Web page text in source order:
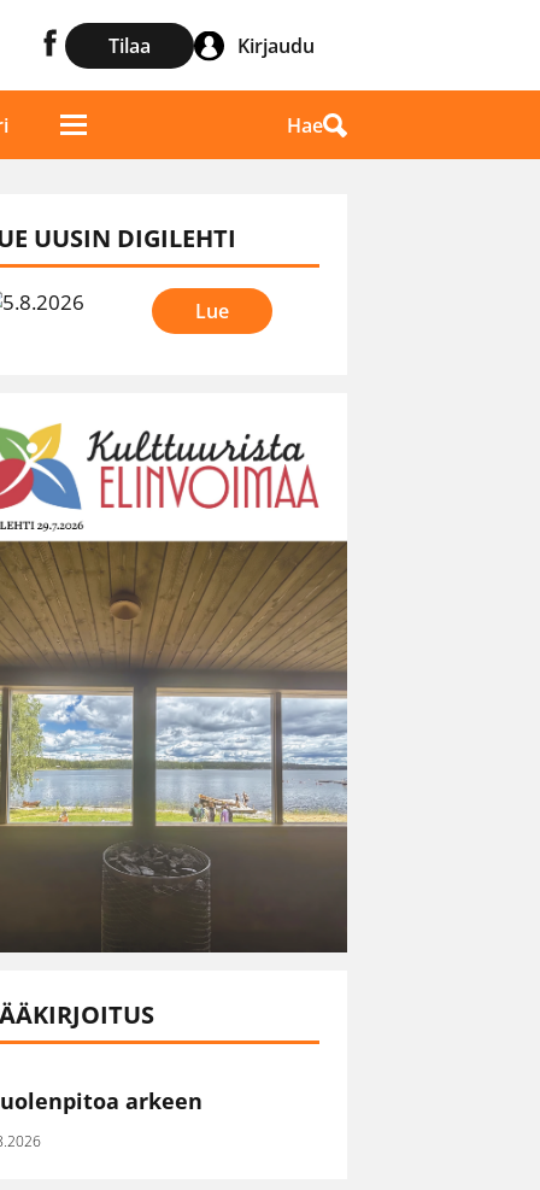
Tilaa Kirjaudu
Hae
UUSIN DIGILEHTI
Lue
arkeen